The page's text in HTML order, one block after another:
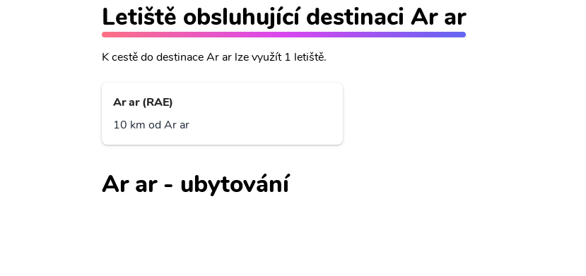
Letiště obsluhující destinaci Ar ar
K cestě do destinace Ar ar lze využít 1 letiště.
Ar ar (RAE)
10 km od Ar ar
Ar ar - ubytování